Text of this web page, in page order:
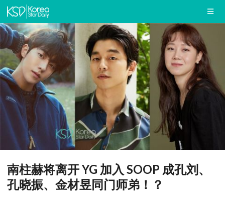
南柱赫将离开 YG 加入 SOOP 成孔刘、
孔晓振、金材昱同门师弟！？